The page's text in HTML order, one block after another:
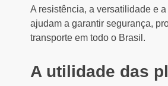
A resistência, a versatilidade e
ajudam a garantir segurança,
transporte em todo o Brasil.
A utilidade das